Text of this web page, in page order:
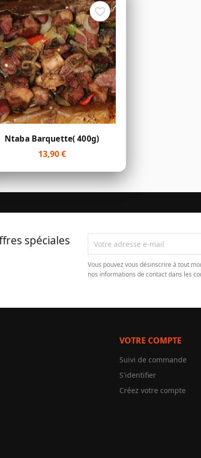
 Aperçu rapide
Ntaba Barquette( 400g)
13,90 €
favorite_border
spéciales
Vous pouvez vous désinscrire à tout
nos informations de contact dans les
VOTRE COMPTE
Suivi de commande
S'identifier
Créez votre compte